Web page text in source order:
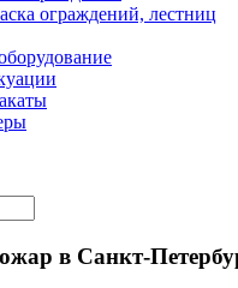
ограждений, лестниц
в Санкт-